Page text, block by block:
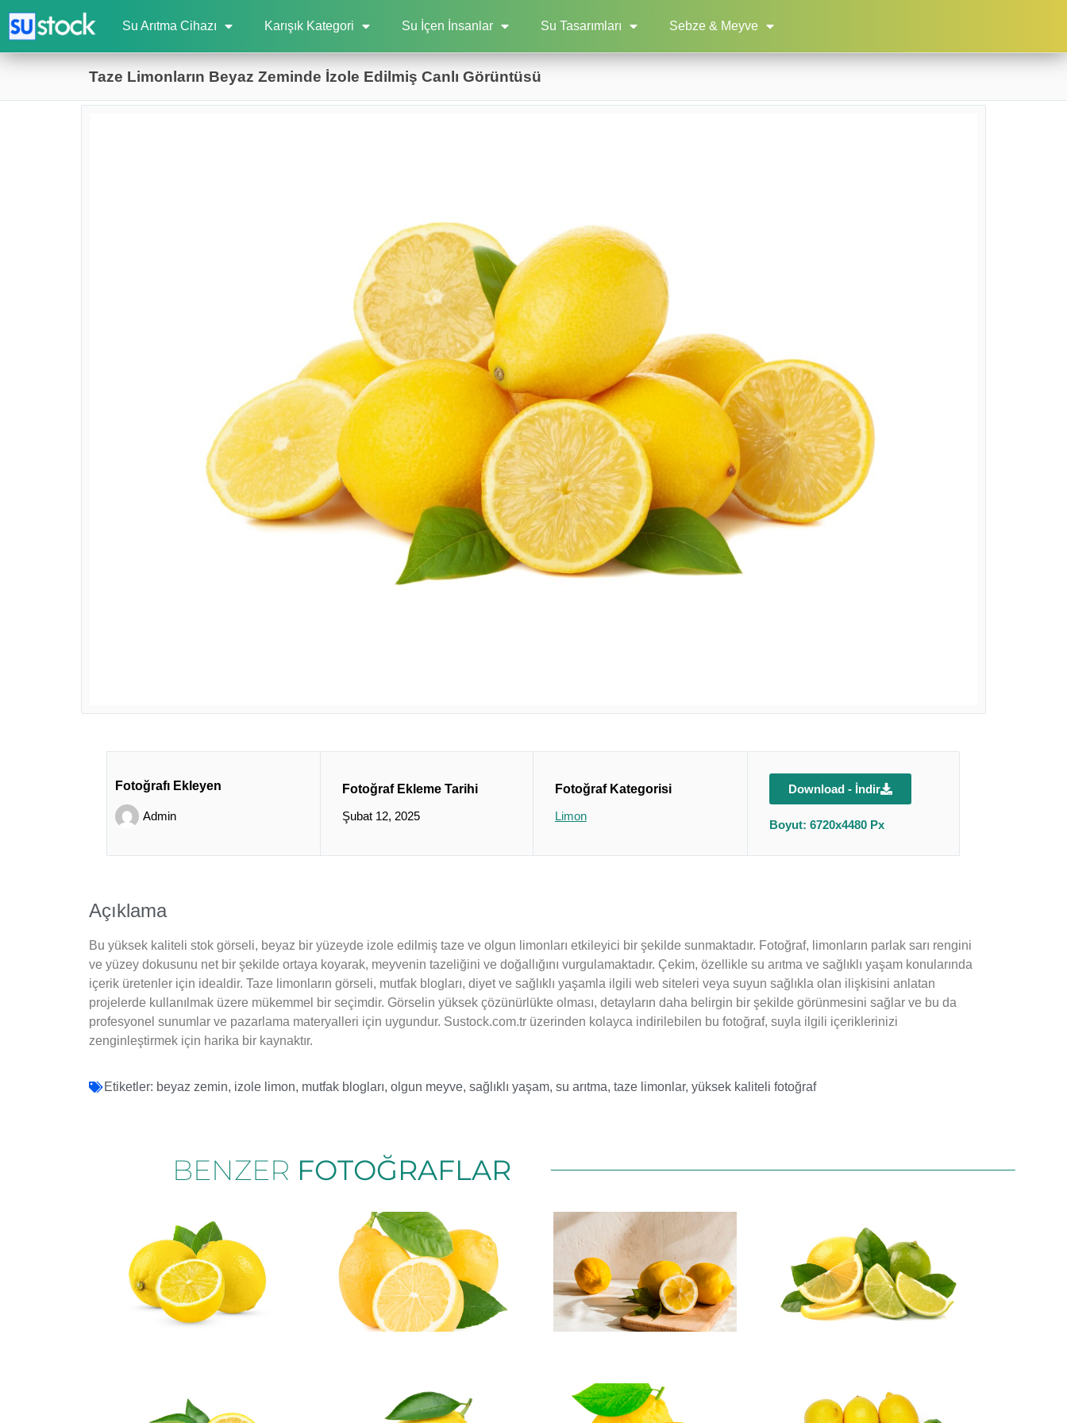
Su Arıtma Cihazı Karışık Kategori Su İçen İnsanlar Su Tasarımları Sebze & Meyve
Taze Limonların Beyaz Zeminde İzole Edilmiş Canlı Görüntüsü
Fotoğrafı Ekleyen
Admin
Fotoğraf Ekleme Tarihi
Şubat 12, 2025
Fotoğraf Kategorisi
Limon
Download - İndir
Boyut: 6720x4480 Px
Açıklama
Bu yüksek kaliteli stok görseli, beyaz bir yüzeyde izole edilmiş taze ve olgun limonları etkileyici bir şekilde sunmaktadır. Fotoğraf, limonların parlak sarı rengini
ve yüzey dokusunu net bir şekilde ortaya koyarak, meyvenin tazeliğini ve doğallığını vurgulamaktadır. Çekim, özellikle su arıtma ve sağlıklı yaşam konularında
içerik üretenler için idealdir. Taze limonların görseli, mutfak blogları, diyet ve sağlıklı yaşamla ilgili web siteleri veya suyun sağlıkla olan ilişkisini anlatan
projelerde kullanılmak üzere mükemmel bir seçimdir. Görselin yüksek çözünürlükte olması, detayların daha belirgin bir şekilde görünmesini sağlar ve bu da
profesyonel sunumlar ve pazarlama materyalleri için uygundur. Sustock.com.tr üzerinden kolayca indirilebilen bu fotoğraf, suyla ilgili içeriklerinizi
zenginleştirmek için harika bir kaynaktır.
Etiketler: beyaz zemin, izole limon, mutfak blogları, olgun meyve, sağlıklı yaşam, su arıtma, taze limonlar, yüksek kaliteli fotoğraf
BENZER FOTOĞRAFLAR